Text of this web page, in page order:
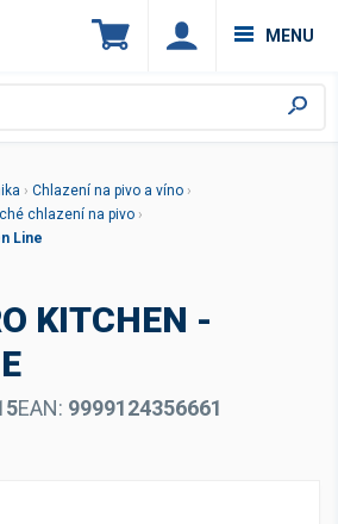
MENU
› Chlazení na pivo a víno ›
chlazení na pivo ›
Line
KITCHEN -
EAN: 9999124356661